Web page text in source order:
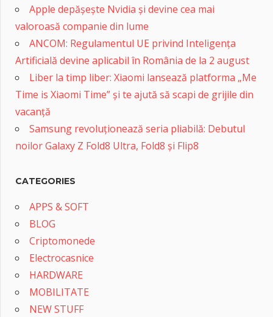
Apple depășește Nvidia și devine cea mai
valoroasă companie din lume
ANCOM: Regulamentul UE privind Inteligența
Artificială devine aplicabil în România de la 2 august
Liber la timp liber: Xiaomi lansează platforma „Me
Time is Xiaomi Time” și te ajută să scapi de grijile din
vacanță
Samsung revoluționează seria pliabilă: Debutul
noilor Galaxy Z Fold8 Ultra, Fold8 și Flip8
CATEGORIES
APPS & SOFT
BLOG
Criptomonede
Electrocasnice
HARDWARE
MOBILITATE
NEW STUFF